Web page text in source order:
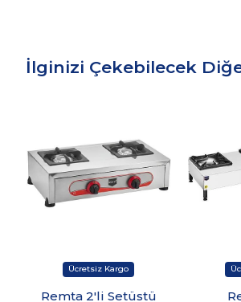
İlginizi Çekebilecek
Remta 2'li Setüstü